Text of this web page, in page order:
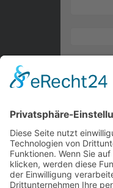
Kontaktieren Sie uns
WalBee
Bizzmade GmbH
Gießereistraße 29